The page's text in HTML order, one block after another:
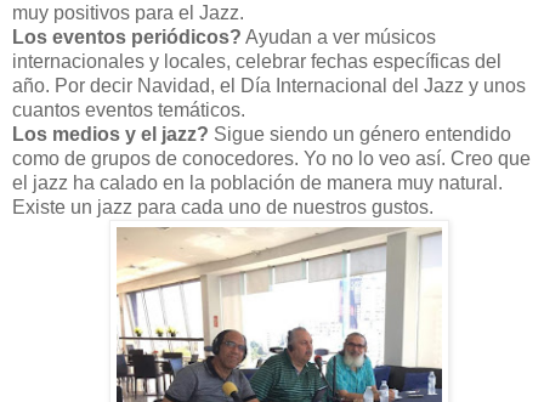
muy positivos para el Jazz.
Los eventos periódicos? Ayudan a ver músicos
internacionales y locales, celebrar fechas específicas del
año. Por decir Navidad, el Día Internacional del Jazz y unos
cuantos eventos temáticos.
Los medios y el jazz? Sigue siendo un género entendido
como de grupos de conocedores. Yo no lo veo así. Creo que
el jazz ha calado en la población de manera muy natural.
Existe un jazz para cada uno de nuestros gustos.